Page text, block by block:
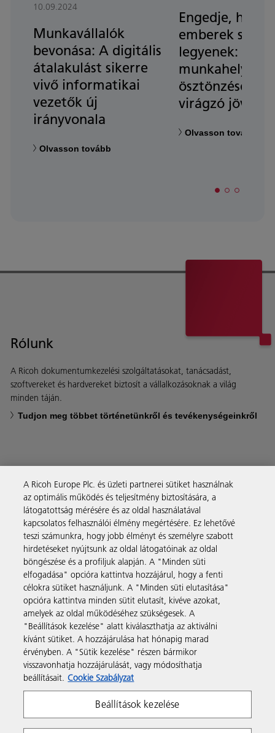
10.09.2024
Munkavállalók
bevonása: A digitális
átalakulást sikerre
vivő informatikai
vezetők új
irányvonala
Olvasson tovább
Engedje, hogy
emberek
legyenek: A
munkahelyek
ösztönzése egy
virágzó jövőért
Olvasson tovább
Rólunk
A Ricoh dokumentumkezelési szolgáltatásokat, tanácsadást,
szoftvereket és hardvereket biztosít a vállalkozásoknak a világ
minden táján.
Tudjon meg többet történetünkről és tevékenységeinkről
Business Solutions
Termékek és szolgáltatások
Támogatás és kapcsolat
Tudásbázis
Kövessen bennünket
A Ricoh Europe Plc. és üzleti partnerei sütiket használnak
az optimális működés és teljesítmény biztosítására, a
látogatottság mérésére és az oldal használatával
kapcsolatos felhasználói élmény megértésére. Ez lehetővé
teszi számunkra, hogy jobb élményt és személyre szabott
hirdetéseket nyújtsunk az oldal látogatóinak az oldal
böngészése és a profiljuk alapján. A "Minden süti
elfogadása" opcióra kattintva hozzájárul, hogy a fenti
célokra sütiket használjunk. A "Minden süti elutasítása"
opcióra kattintva minden sütit elutasít, kivéve azokat,
amelyek az oldal működéséhez szükségesek. A
"Beállítások kezelése" alatt kiválaszthatja az aktiválni
kívánt sütiket. A hozzájárulása hat hónapig marad
érvényben. A "Sütik kezelése" részen bármikor
visszavonhatja hozzájárulását, vagy módosíthatja
beállításait. Cookie Szabályzat
Beállítások kezelése